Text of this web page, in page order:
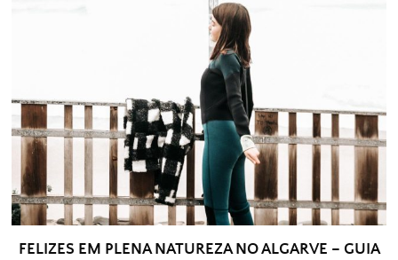
FELIZES EM PLENA NATUREZA NO ALGARVE – GUIA